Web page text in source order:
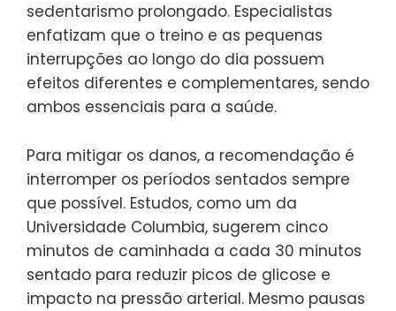
sedentarismo prolongado. Especialistas
enfatizam que o treino e as pequenas
interrupções ao longo do dia possuem
efeitos diferentes e complementares, sendo
ambos essenciais para a saúde.
Para mitigar os danos, a recomendação é
interromper os períodos sentados sempre
que possível. Estudos, como um da
Universidade Columbia, sugerem cinco
minutos de caminhada a cada 30 minutos
sentado para reduzir picos de glicose e
impacto na pressão arterial. Mesmo pausas